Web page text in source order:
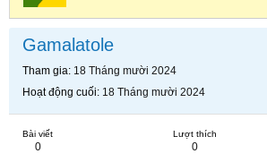
Gamalatole
Tham gia 18 Tháng mười 2024
Hoạt động cuối 18 Tháng mười 2024
Bài viết
0
Lượt thích
0